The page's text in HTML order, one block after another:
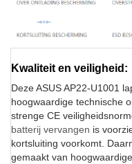
Kwaliteit en veiligheid:
Deze ASUS AP22-U1001
hoogwaardige technische
strenge CE
batterij vervangen is
kortsluiting voorkomt.
gemaakt van